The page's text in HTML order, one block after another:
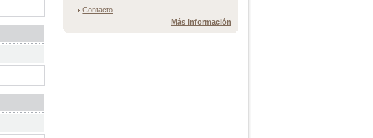
Contacto
Más información